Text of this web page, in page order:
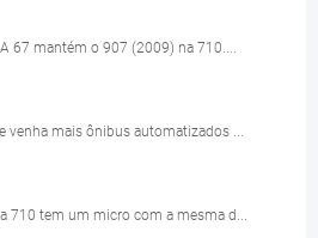
67 mantém o 907 (2009) na 710....
venha mais ônibus automatizados ...
710 tem um micro com a mesma d...